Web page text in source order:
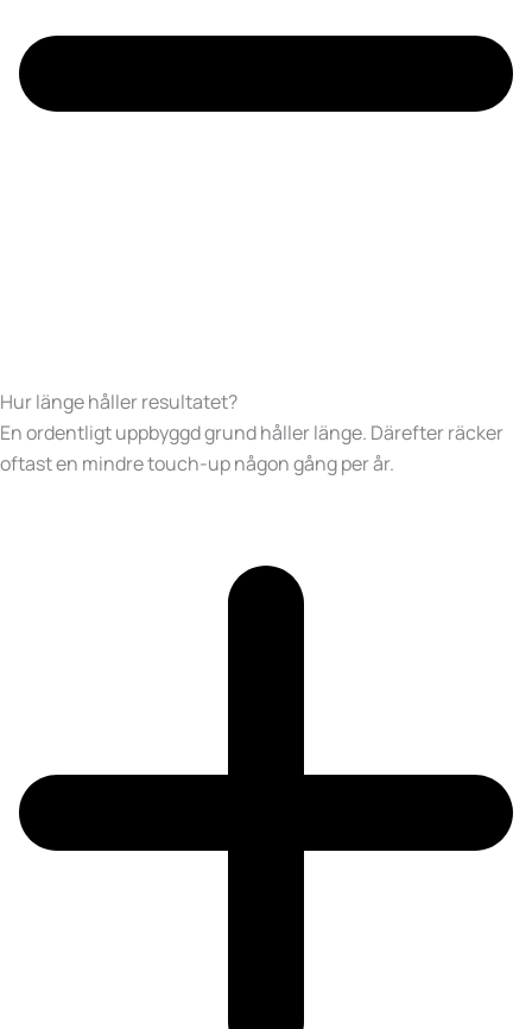
Hur länge håller resultatet?
En ordentligt uppbyggd grund håller länge. Därefter räcker
oftast en mindre touch-up någon gång per år.